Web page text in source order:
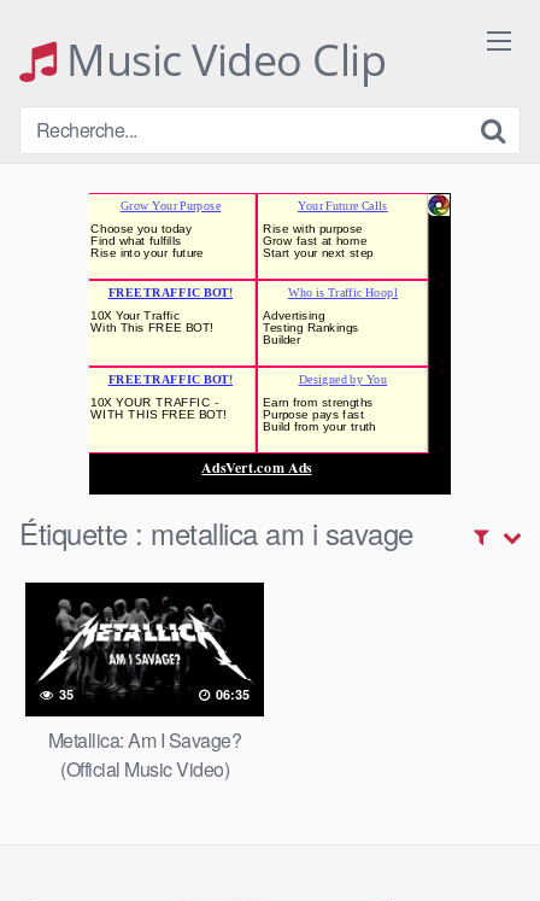
contentMusic Video Clip
Étiquette : metallica am i savage
35 06:35
Metallica: Am I Savage?
(Official Music Video)